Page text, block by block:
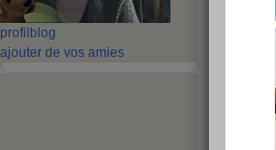
profil blog
ajouter de vos amies
‹